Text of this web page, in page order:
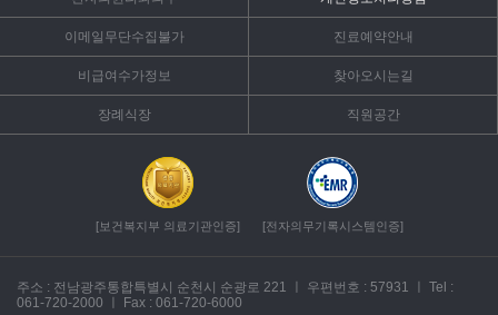
이메일무단수집불가 진료예약안내
비급여수가정보 찾아오시는길
장례식장 직원공간
[보건복지부 의료기관인증] [전자의무기록시스템인증]
주소 : 전남광주통합특별시 순천시 순광로 221 ㅣ 우편번호 : 57931 ㅣ
Tel :
061-720-2000
ㅣ Fax : 061-720-6000